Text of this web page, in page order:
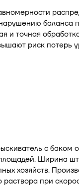
баланса
точная
риск потерь
с баком
Ширина
хозяйств.
при